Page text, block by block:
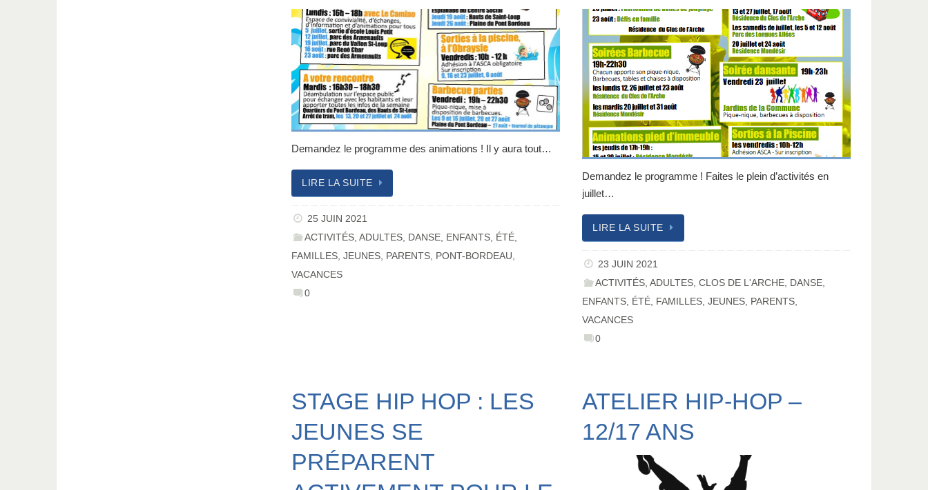
Demandez le programme des animations ! Il y aura tout…
LIRE LA SUITE
25 JUIN 2021
ACTIVITÉS,ADULTES, DANSE, ENFANTS, ÉTÉ,
FAMILLES, JEUNES, PARENTS, PONT-BORDEAU,
VACANCES
0
Demandez le programme ! Faites le plein d’activités en
juillet…
LIRE LA SUITE
23 JUIN 2021
ACTIVITÉS ,ADULTES ,CLOS DE L'ARCHE DANSE
ENFANTS ÉTÉ FAMILLES ,JEUNES PARENTS
VACANCES
0
STAGE HIP HOP : LES
JEUNES SE
PRÉPARENT
ATELIER HIP-HOP –
12/17 ANS